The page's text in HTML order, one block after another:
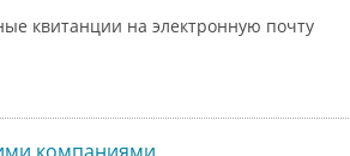
квитанции на электронную почту